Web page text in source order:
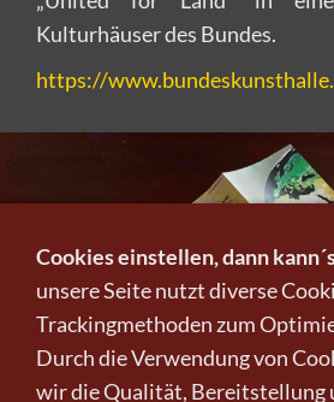
Kulturhäuser des Bundes.
https://
Cookies einstellen, dann
unsere Seite nutzt diverse
Trackingmethoden zum
Durch die Verwendung von
wir die Qualität, Bereitstellung